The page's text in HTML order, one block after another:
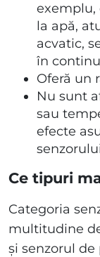
exemplu,
la apă,
acvatic,
în
Oferă un
Nu sunt
sau
efecte
Ce tipuri
Categoria
multitudine
și senzorul